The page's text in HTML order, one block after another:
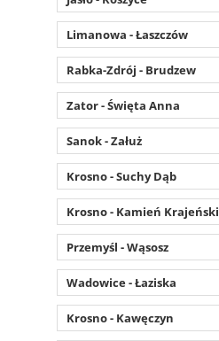
Limanowa - Łaszczów
Rabka-Zdrój - Brudzew
Zator - Święta Anna
Sanok - Załuż
Krosno - Suchy Dąb
Krosno - Kamień Krajeński
Przemyśl - Wąsosz
Wadowice - Łaziska
Krosno - Kawęczyn